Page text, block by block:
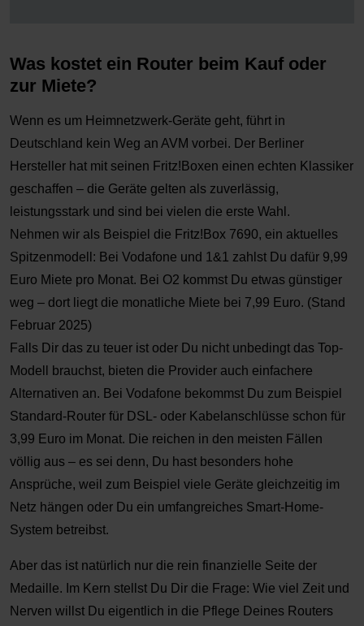
Was kostet ein Router beim Kauf oder
zur Miete?
Wenn es um Heimnetzwerk-Geräte geht, führt in
Deutschland kein Weg an AVM vorbei. Der Berliner
Hersteller hat mit seinen Fritz!Boxen einen echten Klassiker
geschaffen – die Geräte gelten als zuverlässig,
leistungsstark und sind bei vielen die erste Wahl.
Nehmen wir als Beispiel die Fritz!Box 7690, ein aktuelles
Spitzenmodell: Bei Vodafone und 1&1 zahlst Du dafür 9,99
Euro Miete pro Monat. Bei O2 kommst Du etwas günstiger
weg – dort liegt die monatliche Miete bei 7,99 Euro. (Stand
Februar 2025)
Falls Dir das zu teuer ist oder Du nicht unbedingt das Top-
Modell brauchst, bieten die Provider auch einfachere
Alternativen an. Bei Vodafone bekommst Du zum Beispiel
Standard-Router für DSL- oder Kabelanschlüsse schon für
3,99 Euro im Monat. Die reichen in den meisten Fällen
völlig aus – es sei denn, Du hast besonders hohe
Ansprüche, weil zum Beispiel viele Geräte gleichzeitig im
Netz hängen oder Du ein umfangreiches Smart-Home-
System betreibst.
Aber das ist natürlich nur die rein finanzielle Seite der
Medaille. Im Kern stellst Du Dir die Frage: Wie viel Zeit und
Nerven willst Du eigentlich in die Pflege Deines Routers